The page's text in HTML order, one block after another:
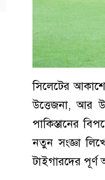
সিলেটের
উত্তেজনা, আর
পাকিস্তানের
নতুন সংজ্ঞা
টাইগারদের